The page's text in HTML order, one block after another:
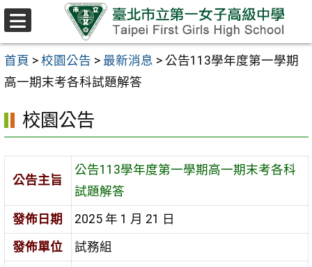
跳至主要內容區
首頁 > 校園公告 > 最新消息 > 公告113學年度第一學期
高一期末考各科試題解答
校園公告
公告主旨
公告113學年度第一學期高一期末考各科
試題解答
發佈日期
2025 年 1 月 21 日
發佈單位
試務組
選
單